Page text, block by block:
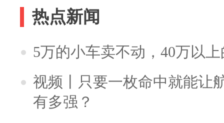
热点新闻
5万的小车卖不动，40万以
视频丨只要一枚命中就能让
有多强？